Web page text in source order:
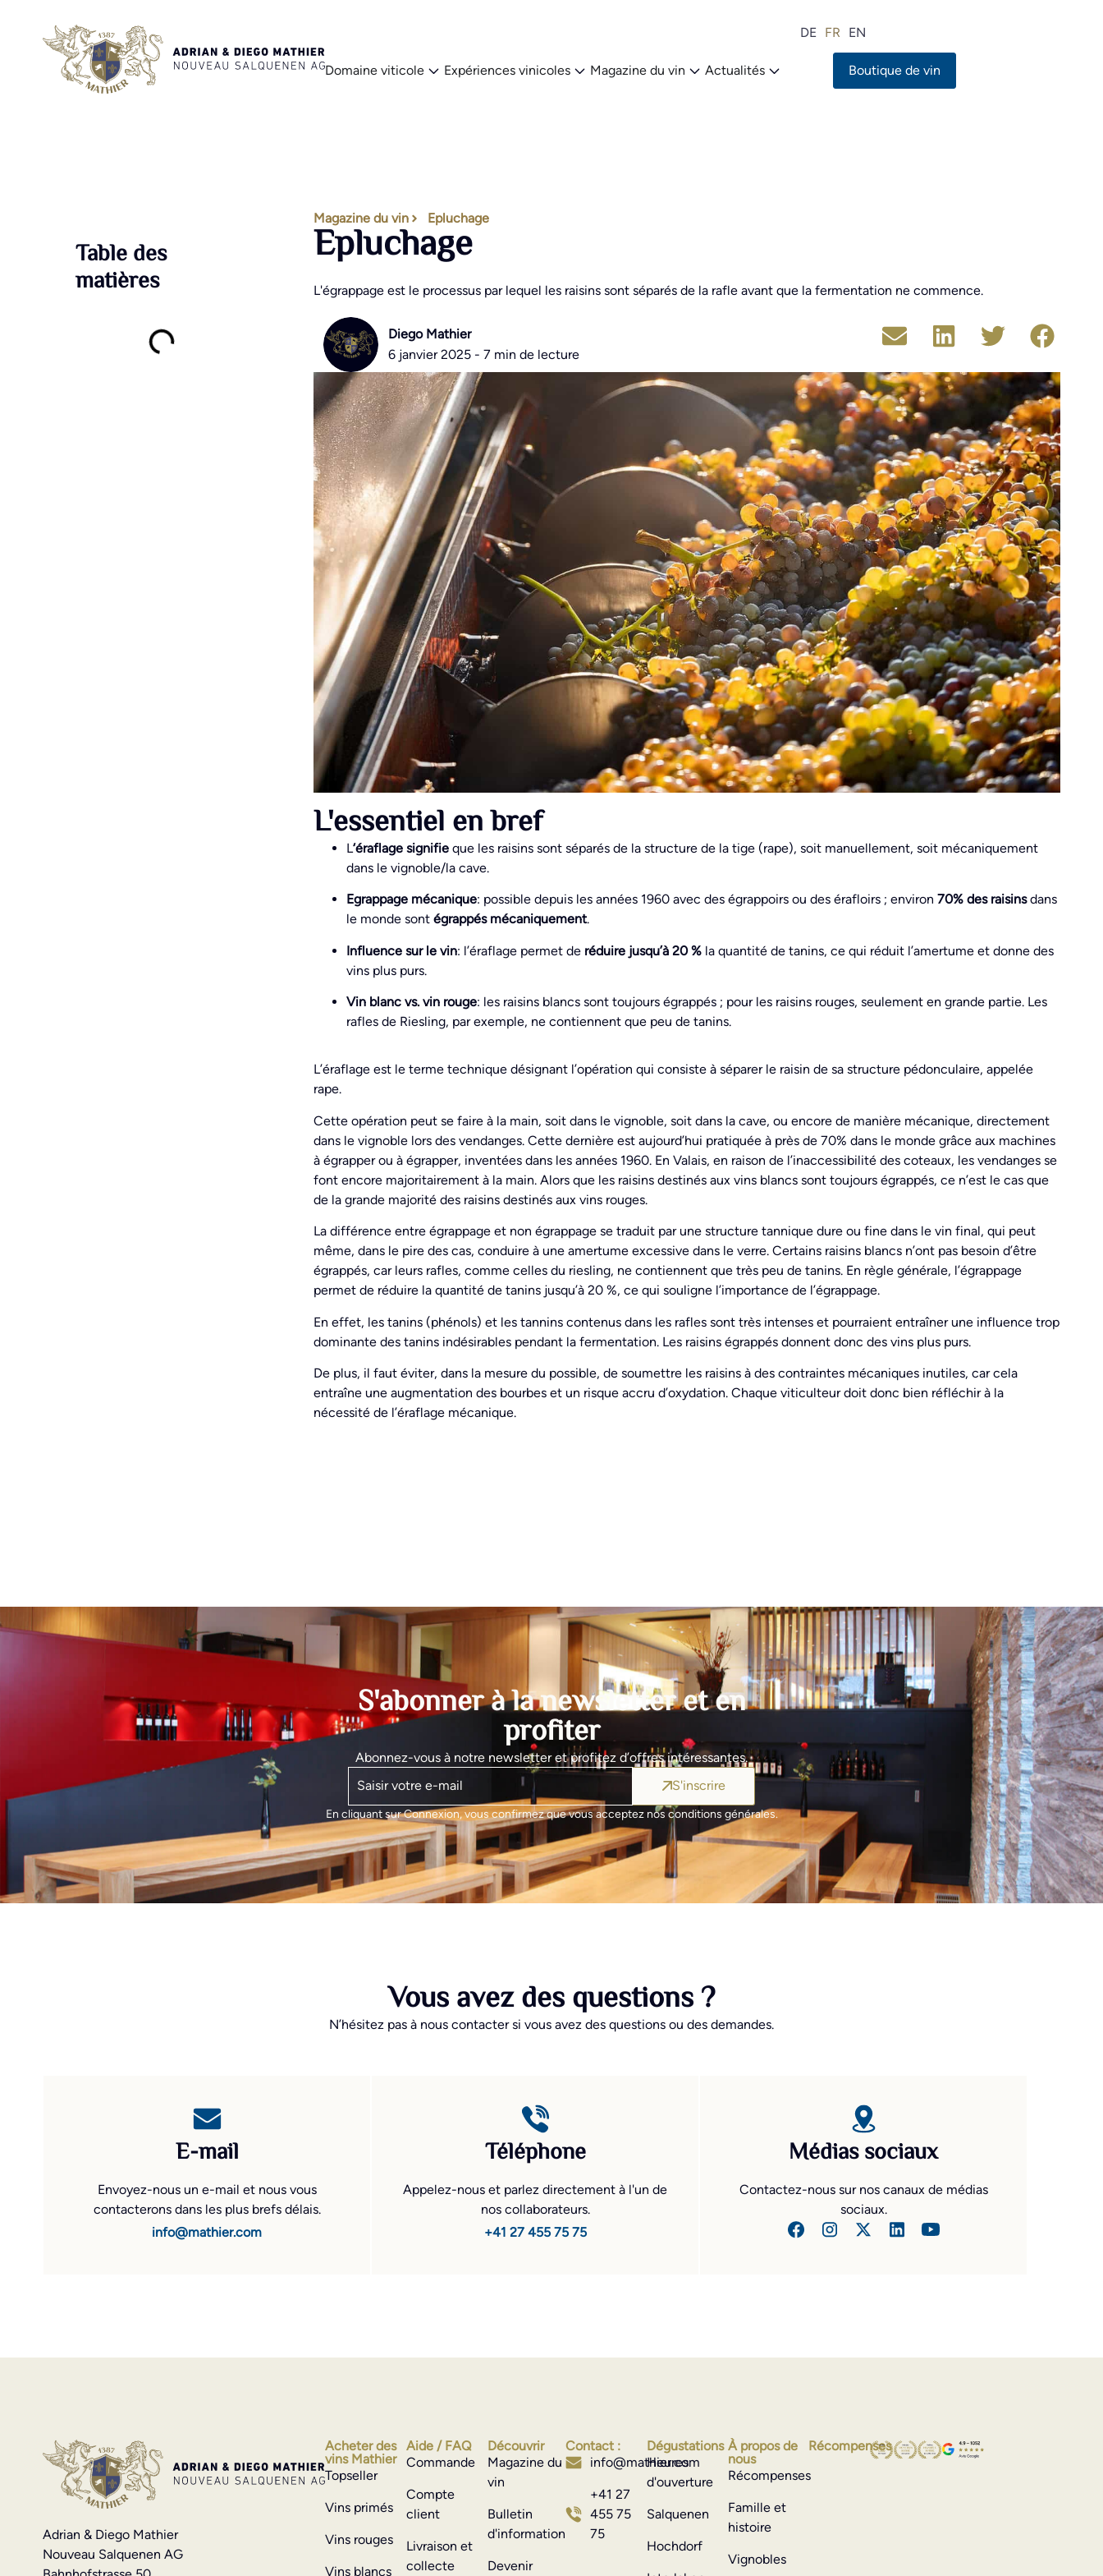
DE FR EN
Domaine viticole Expériences vinicoles Magazine du vin Actualités Boutique de vin
Table des
matières
Magazine du vin Epluchage
Epluchage
L'égrappage est le processus par lequel les raisins sont séparés de la rafle avant que la fermentation ne commence.
Diego Mathier
6 janvier 2025 - 7 min de lecture
L'essentiel en bref
L‘éraflage signifie que les raisins sont séparés de la structure de la tige (rape), soit manuellement, soit mécaniquement
dans le vignoble/la cave.
Egrappage mécanique: possible depuis les années 1960 avec des égrappoirs ou des érafloirs ; environ 70% des raisinsdans
le monde sont égrappés mécaniquement.
Influence sur le vin: l’éraflage permet de réduire jusqu’à 20 % la quantité de tanins, ce qui réduit l’amertume et donne des
vins plus purs.
Vin blanc vs. vin rouge: les raisins blancs sont toujours égrappés ; pour les raisins rouges, seulement en grande partie. Les
rafles de Riesling, par exemple, ne contiennent que peu de tanins.
L’éraflage est le terme technique désignant l’opération qui consiste à séparer le raisin de sa structure pédonculaire, appelée
rape.
Cette opération peut se faire à la main, soit dans le vignoble, soit dans la cave, ou encore de manière mécanique, directement
dans le vignoble lors des vendanges. Cette dernière est aujourd’hui pratiquée à près de 70% dans le monde grâce aux machines
à égrapper ou à égrapper, inventées dans les années 1960. En Valais, en raison de l’inaccessibilité des coteaux, les vendanges se
font encore majoritairement à la main. Alors que les raisins destinés aux vins blancs sont toujours égrappés, ce n’est le cas que
de la grande majorité des raisins destinés aux vins rouges.
La différence entre égrappage et non égrappage se traduit par une structure tannique dure ou fine dans le vin final, qui peut
même, dans le pire des cas, conduire à une amertume excessive dans le verre. Certains raisins blancs n’ont pas besoin d’être
égrappés, car leurs rafles, comme celles du riesling, ne contiennent que très peu de tanins. En règle générale, l’égrappage
permet de réduire la quantité de tanins jusqu’à 20 %, ce qui souligne l’importance de l’égrappage.
En effet, les tanins (phénols) et les tannins contenus dans les rafles sont très intenses et pourraient entraîner une influence trop
dominante des tanins indésirables pendant la fermentation. Les raisins égrappés donnent donc des vins plus purs.
De plus, il faut éviter, dans la mesure du possible, de soumettre les raisins à des contraintes mécaniques inutiles, car cela
entraîne une augmentation des bourbes et un risque accru d’oxydation. Chaque viticulteur doit donc bien réfléchir à la
nécessité de l’éraflage mécanique.
S'abonner à la newsletter et en
profiter
Abonnez-vous à notre newsletter et profitez d’offres intéressantes.
S'inscrire
En cliquant sur Connexion, vous confirmez que vous acceptez nos conditions générales.
Vous avez des questions ?
N’hésitez pas à nous contacter si vous avez des questions ou des demandes.
E-mail
Envoyez-nous un e-mail et nous vous
contacterons dans les plus brefs délais.
info@mathier.com
Téléphone
Appelez-nous et parlez directement à l'un de
nos collaborateurs.
+41 27 455 75 75
Médias sociaux
Contactez-nous sur nos canaux de médias
sociaux.
Adrian & Diego Mathier
Nouveau Salquenen AG
Acheter des
vins Mathier
Topseller
Vins primés
Vins rouges
Vins blancs
Aide / FAQ
Commande
Compte
client
Livraison et
collecte
Découvrir
Magazine du
vin
Bulletin
d'information
Devenir
Contact :
info@mathier.com
+41 27
455 75
75
Dégustations
Heures
d'ouverture
Salquenen
Hochdorf
À propos de
nous
Récompenses
Famille et
histoire
Vignobles
Récompenses